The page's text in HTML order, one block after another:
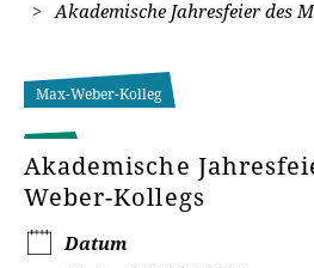
Akademische Jahresfeier des
Max-Weber-Kolleg
Akademische
Weber-Kollegs
Datum